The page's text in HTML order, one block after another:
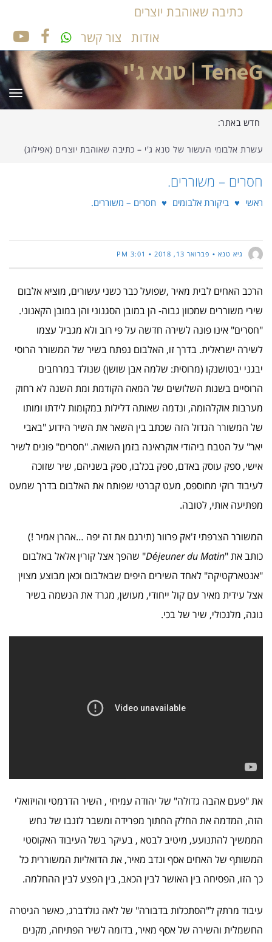
כתיבה שאוהבת יוצרים
אודות
צור קשר
TeneG | טנא ג'י
חדש באתר:
עשרת אלבומי העשור של טנא ג'י – כתיבה שאוהבת יוצרים (אפילוג)
חסרים – משוררים.
ראשי ♥ ביקורת אלבומים ♥ חסרים – משוררים.
גיא טנא פברואר 13, 2018 3:01 PM
הרכב האחים לבית מאיר ,שפועל כבר כשני עשורים, מוציא אלבום
שירי משוררים שמכוון גבוה- הן במובן הסגנוני והן במובן הקאנוני.
"חסרים" אינו פונה לשירה חדשה על פי רוב ולא מגביל עצמו
לשירה ישראלית. בדרך זו, האלבום נפתח בשיר של המשורר הרוסי
יבגני יבטושנקו (מרוסית: שלמה אבן שושן) שנולד במרחבים
הרוסיים בשנות השלושים של המאה הקודמת ומת השנה לא רחוק
מערבות אוקלהומה, ונדמה שאותה דלילות במקומות לידתו ומותו
של המשורר הגדול הזה שכתב בין השאר את השיר הידוע "באבי
יאר" על הטבח ביהודי אוקראינה בזמן השואה. "חסרים" פונים לשיר
אישי, ספק עוסק באדם, ספק בכלבו, ספק בשניהם, שיר שזוכה
לעיבוד רוקי מחוספס, מעט קברטי שפותח את האלבום בדרך שמעט
מפתיעה אותי, לטובה.
המשורר הצרפתי ז'אק פרוור (תירגם את זה יפה …אהרן אמיר !)
כותב את "Déjeuner du Matin" שהפך אצל קורין אלאל באלבום
"אנטארקטיקה" לאחד השירים היפים שבאלבום וכאן מבוצע מצוין
אצל עידית מאיר עם קול ייחודי, מעושן, מגרד את הנשמה בשיר
נוגה, מלנכולי, שיר של בכי.
את "פעם אהבה גדולה" של יהודה עמיחי , השיר הדרמטי והויזואלי
הזה, המדמה את החלק החתוך מפרידה ומשבר לזנבו של נחש
הממשיך להתנועע, מיטיב לבטא , בעיקר בשל העיבוד האקוסטי
המשותף של האחים אסף ונדב מאיר, את הדואליות המשוררית כל
כך הזו, הפסיחה בין האושר לבין הכאב, בין הפצע לבין ההחלמה.
עיבוד מרתק ל"הסתכלות בדבורה" של לאה גולדברג, כאשר הגיטרה
החשמלית והשירה של אסף מאיר, בדומה לשיר הפתיחה, מקנים